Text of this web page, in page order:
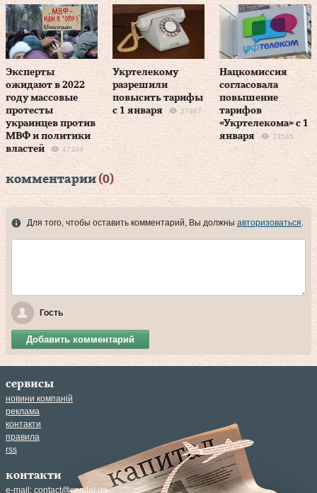
Эксперты
ожидают в 2022
году массовые
протесты
украинцев против
МВФ и политики
властей
47344
Укртелекому
разрешили
повысить тарифы
с 1 января
27987
Нацкомиссия
согласовала
повышение
тарифов
«Укртелекома» с 1
января
23545
комментарии (0)
Для того, чтобы оставить комментарий, Вы должны авторизоваться.
Гость
Добавить комментарий
сервисы
новини компаній
реклама
контакти
правила
rss
контакти
e-mail: contact@capital.ua